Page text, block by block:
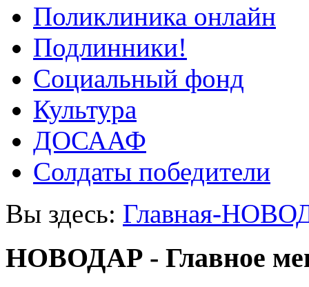
Поликлиника онлайн
Подлинники!
Социальный фонд
Культура
ДОСААФ
Солдаты победители
Вы здесь: Главная-
НОВОДАР - Главное